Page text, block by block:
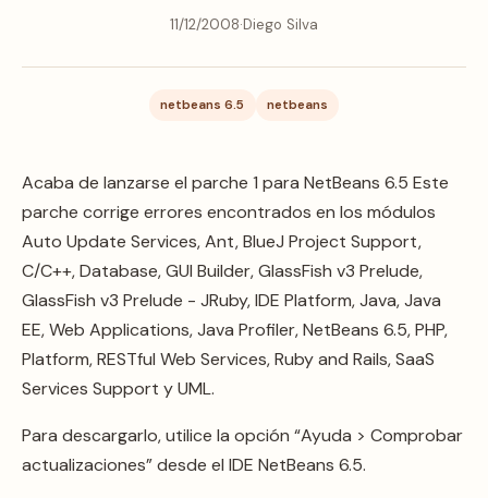
11/12/2008·Diego Silva
netbeans 6.5 netbeans
Acaba de lanzarse el parche 1 para NetBeans 6.5 Este
parche corrige errores encontrados en los módulos
Auto Update Services, Ant, BlueJ Project Support,
C/C++, Database, GUI Builder, GlassFish v3 Prelude,
GlassFish v3 Prelude - JRuby, IDE Platform, Java, Java
EE, Web Applications, Java Profiler, NetBeans 6.5, PHP,
Platform, RESTful Web Services, Ruby and Rails, SaaS
Services Support y UML.
Para descargarlo, utilice la opción “Ayuda > Comprobar
actualizaciones” desde el IDE NetBeans 6.5.